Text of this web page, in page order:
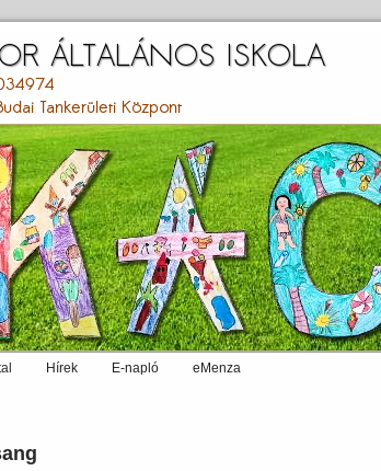
Hírek E-napló eMenza